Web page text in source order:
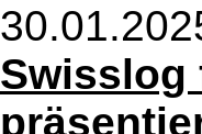
Swisslog